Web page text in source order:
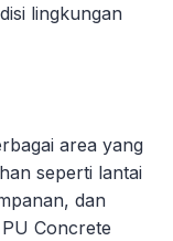
lingkungan
area yang
seperti lantai
dan
Concrete